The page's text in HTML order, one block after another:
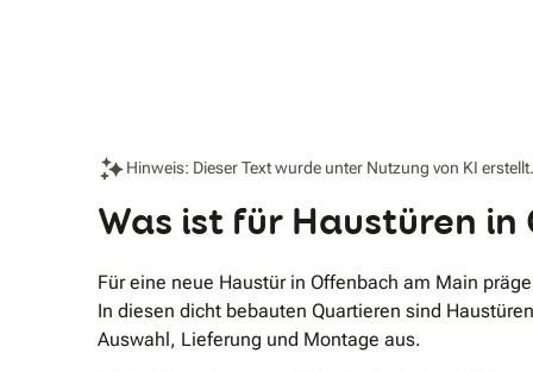
Hinweis: Dieser Text wurde unter Nutzung von KI erstellt.
Was ist für Haustüren
Für eine neue Haustür in Offenbach am Main
In diesen dicht bebauten Quartieren sind
Auswahl, Lieferung und Montage aus.